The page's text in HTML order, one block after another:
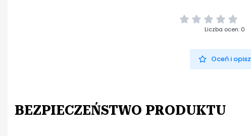
Liczba ocen: 0
Oceń i opisz
BEZPIECZEŃSTWO PRODUKTU